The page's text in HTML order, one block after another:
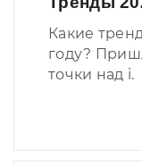
Какие
году?
точки над i.